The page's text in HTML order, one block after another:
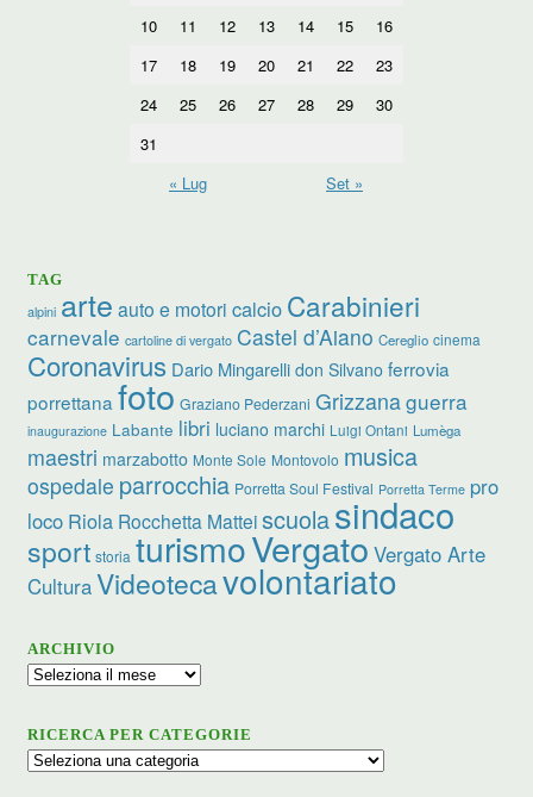
10
11 12 13 14 15
16
17
18 19 20 21 22
23
24
25 26 27 28 29
30
31
« Lug
Set »
TAG
alpini arte auto e motori calcio Carabinieri
carnevale cartoline di vergato Castel d’Aiano Cereglio cinema
Coronavirus Dario Mingarelli don Silvano ferrovia
porrettana foto Graziano Pederzani Grizzanaguerra
inaugurazione Labante libri luciano marchi Luigi Ontani Lumèga
maestri marzabotto Monte Sole Montovolo musica
ospedale parrocchia Porretta Soul Festival Porretta Terme pro
loco Riola Rocchetta Matteiscuolasindaco
sport storia turismoVergato Vergato Arte
CulturaVideotecavolontariato
ARCHIVIO
Archivio
RICERCA PER CATEGORIE
Ricerca